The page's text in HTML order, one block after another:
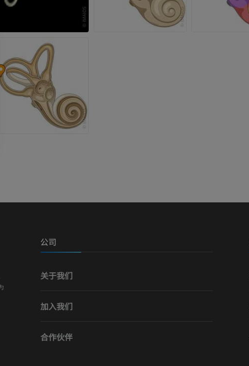
放射影像学
上肢
插画
优质会员
上肢血管造影
血管造影术
公司
关于我们
加入我们
合作伙伴